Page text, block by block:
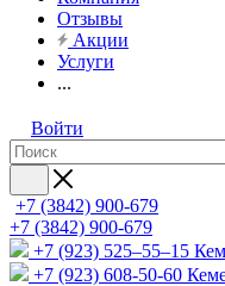
Отзывы
Акции
Услуги
...
Войти
+7 (3842) 900-679
+7 (3842) 900-679
+7 (923) 525–55–15
+7 (923) 608-50-60